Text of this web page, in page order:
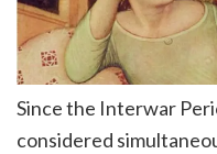
Since the Interwar
considered